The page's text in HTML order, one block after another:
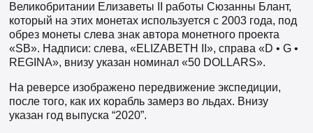
Великобритании Елизаветы II работы Сюзанны Блант,
который на этих монетах используется с 2003 года, под
обрез монеты слева знак автора монетного проекта
«SB». Надписи: слева, «ELIZABETH II», справа «D • G •
REGINA», внизу указан номинал «50 DOLLARS».
На реверсе изображено передвижение экспедиции,
после того, как их корабль замерз во льдах. Внизу
указан год выпуска “2020”.